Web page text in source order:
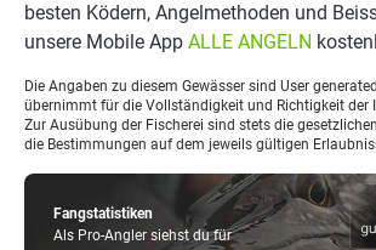
Fangstatistiken
Als Pro-Angler siehst du für
besten Ködern, Angelmethoden und
unsere Mobile App ALLE ANGELN
Die Angaben zu diesem Gewässer sind User
übernimmt für die Vollständigkeit und Richtigkeit der
Zur Ausübung der Fischerei sind stets die
die Bestimmungen auf dem jeweils gültigen